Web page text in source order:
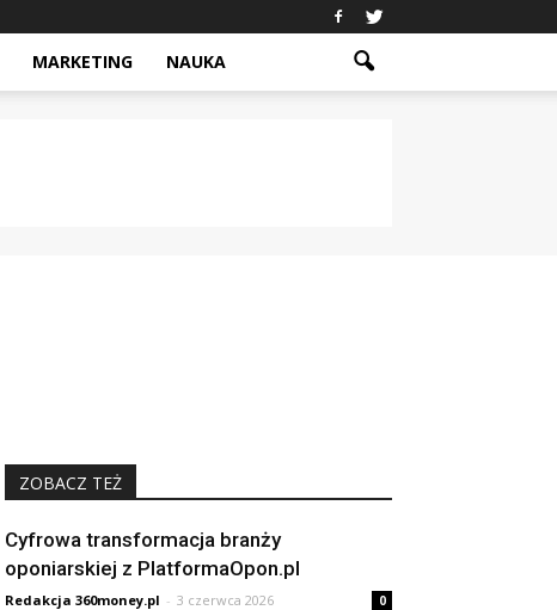
MARKETING NAUKA
ZOBACZ TEŻ
Cyfrowa transformacja branży
oponiarskiej z PlatformaOpon.pl
Redakcja 360money.pl - 3 czerwca 2026 0